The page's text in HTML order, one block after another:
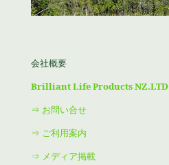
会社概要
Brilliant Life Products NZ.LTD
⇒ お問い合せ
⇒ ご利用案内
⇒ メディア掲載